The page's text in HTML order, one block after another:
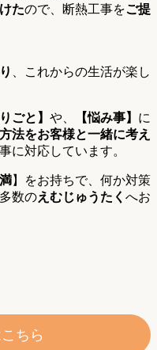
たので、断熱工事をご提
、これからの生活が楽し
ごと】 や、 【悩み事】 に
法をお客様と一緒に考え
に対応しています。
】をお持ちで、何か対策
数のえむじゅうたく へお
ちら